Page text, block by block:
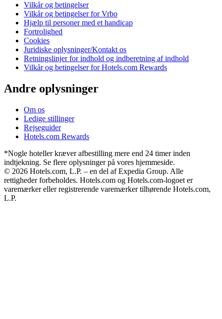
Vilkår og betingelser
Vilkår og betingelser for Vrbo
Hjælp til personer med et handicap
Fortrolighed
Cookies
Juridiske oplysninger/Kontakt os
Retningslinjer for indhold og indberetning af indhold
Vilkår og betingelser for Hotels.com Rewards
Andre oplysninger
Om os
Ledige stillinger
Rejseguider
Hotels.com Rewards
*Nogle hoteller kræver afbestilling mere end 24 timer inden
indtjekning. Se flere oplysninger på vores hjemmeside.
© 2026 Hotels.com, L.P. – en del af Expedia Group. Alle
rettigheder forbeholdes. Hotels.com og Hotels.com-logoet er
varemærker eller registrerende varemærker tilhørende Hotels.com,
L.P.